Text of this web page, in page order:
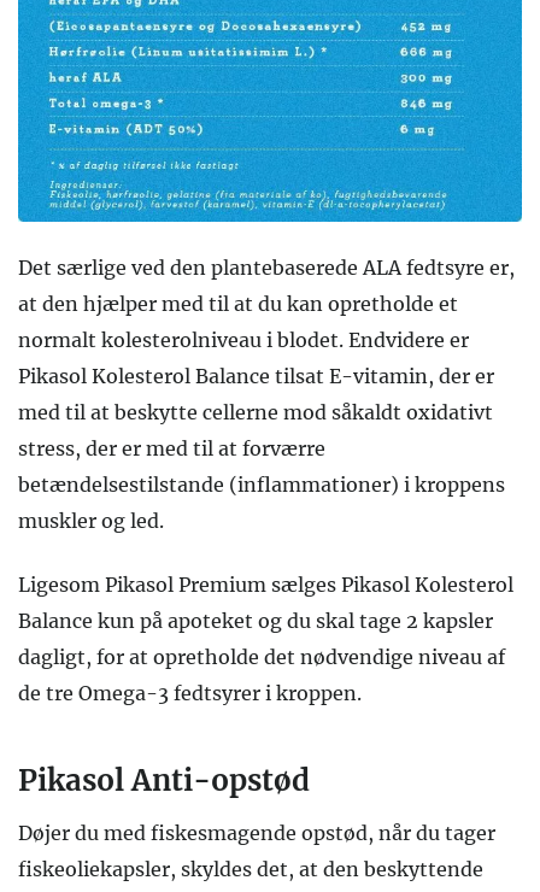
Det særlige ved den plantebaserede ALA fedtsyre er,
at den hjælper med til at du kan opretholde et
normalt kolesterolniveau i blodet. Endvidere er
Pikasol Kolesterol Balance tilsat E-vitamin, der er
med til at beskytte cellerne mod såkaldt oxidativt
stress, der er med til at forværre
betændelsestilstande (inflammationer) i kroppens
muskler og led.
Ligesom Pikasol Premium sælges Pikasol Kolesterol
Balance kun på apoteket og du skal tage 2 kapsler
dagligt, for at opretholde det nødvendige niveau af
de tre Omega-3 fedtsyrer i kroppen.
Pikasol Anti-opstød
Døjer du med fiskesmagende opstød, når du tager
fiskeoliekapsler, skyldes det, at den beskyttende